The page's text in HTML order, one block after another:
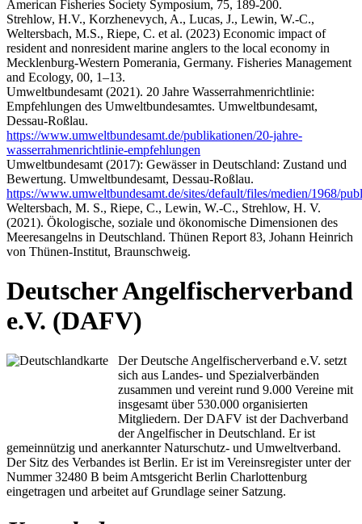
American Fisheries Society Symposium, 75, 189-200.
Strehlow, H.V., Korzhenevych, A., Lucas, J., Lewin, W.-C.,
Weltersbach, M.S., Riepe, C. et al. (2023) Economic impact of
resident and nonresident marine anglers to the local economy in
Mecklenburg-Western Pomerania, Germany. Fisheries Management
and Ecology, 00, 1–13.
Umweltbundesamt (2021). 20 Jahre Wasserrahmenrichtlinie:
Empfehlungen des Umweltbundesamtes. Umweltbundesamt,
Dessau-Roßlau.
https://www.umweltbundesamt.de/publikationen/20-jahre-
wasserrahmenrichtlinie-empfehlungen
Umweltbundesamt (2017): Gewässer in Deutschland: Zustand und
Bewertung. Umweltbundesamt, Dessau-Roßlau.
https://www.umweltbundesamt.de/sites/default/files/medien/1968/
Weltersbach, M. S., Riepe, C., Lewin, W.-C., Strehlow, H. V.
(2021). Ökologische, soziale und ökonomische Dimensionen des
Meeresangelns in Deutschland. Thünen Report 83, Johann Heinrich
von Thünen-Institut, Braunschweig.
Deutscher Angelfischerverband
e.V. (DAFV)
Der Deutsche Angelfischerverband e.V. setzt
sich aus Landes- und Spezialverbänden
zusammen und vereint rund 9.000 Vereine mit
insgesamt über 530.000 organisierten
Mitgliedern. Der DAFV ist der Dachverband
der Angelfischer in Deutschland. Er ist
gemeinnützig und anerkannter Naturschutz- und Umweltverband.
Der Sitz des Verbandes ist Berlin. Er ist im Vereinsregister unter der
Nummer 32480 B beim Amtsgericht Berlin Charlottenburg
eingetragen und arbeitet auf Grundlage seiner Satzung.